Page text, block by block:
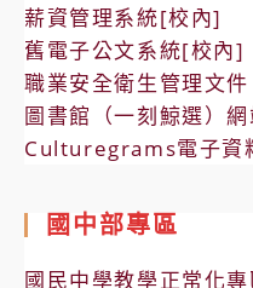
薪資管理系統[校內]
舊電子公文系統[校內]
職業安全衛生管理文件
圖書館（一刻鯨選）網
Culturegrams電子資
國中部專區
國民中學教學正常化專